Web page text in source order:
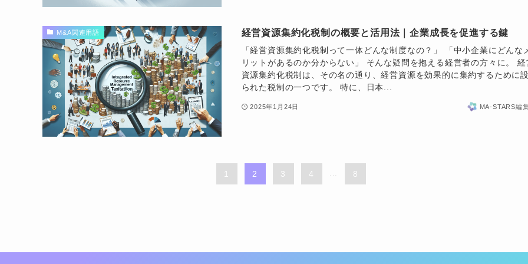
M&A関連用語 経営資源集約化税制の概要と活用法｜企業成長を促進する鍵
「経営資源集約化税制って一体どんな制度なの？」 「中小企業にどんな
リットがあるのか分からない」 そんな疑問を抱える経営者の方々に。 経
資源集約化税制は、その名の通り、経営資源を効果的に集約するために
られた税制の一つです。 特に、日本...
2025年1月24日 MA-STARS編
1 2 3 4 8